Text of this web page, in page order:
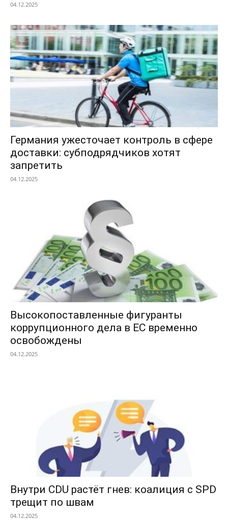
04.12.2025
Германия ужесточает контроль в сфере
доставки: субподрядчиков хотят
запретить
04.12.2025
Высокопоставленные фигуранты
коррупционного дела в ЕС временно
освобождены
04.12.2025
Внутри CDU растёт гнев: коалиция с SPD
трещит по швам
04.12.2025